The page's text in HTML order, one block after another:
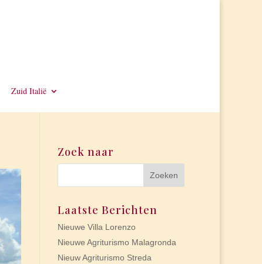
Zuid Italië
Zoek naar
Laatste Berichten
Nieuwe Villa Lorenzo
Nieuwe Agriturismo Malagronda
Nieuw Agriturismo Streda